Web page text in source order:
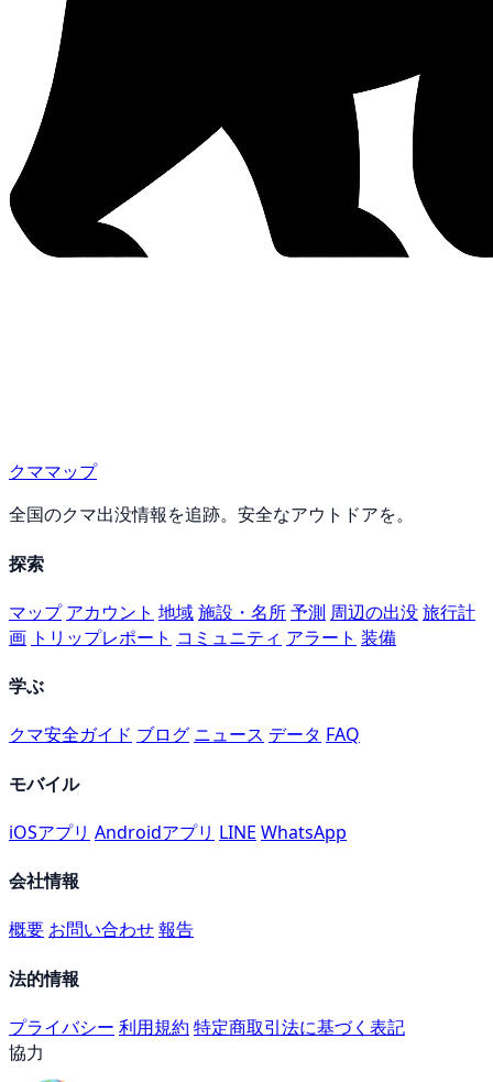
クママップ
全国のクマ出没情報を追跡。安全なアウトドアを。
探索
マップ アカウント 地域施設・名所予測 周辺の出没旅行計
画 トリップレポート コミュニティ アラート 装備
学ぶ
クマ安全ガイド ブログ ニュース データ FAQ
モバイル
iOSアプリ Androidアプリ LINE WhatsApp
会社情報
概要 お問い合わせ報告
法的情報
プライバシー 利用規約 特定商取引法に基づく表記
協力